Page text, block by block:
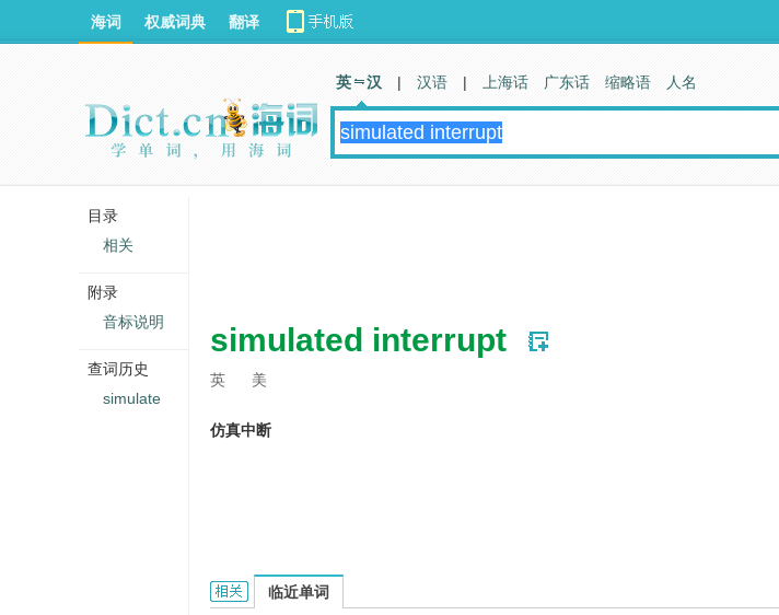
simulated interrupt
英 美
仿真中断
simulated interrupt的相关资料：
临近单词
海词 权威词典 翻译
英 汉 | 汉语 | 上海话 广东话 缩略语 人名
目录
相关
附录
音标说明
查词历史
simulate